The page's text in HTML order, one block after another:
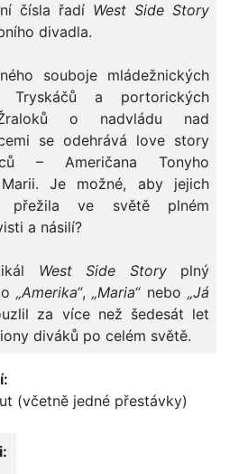
čísla řadí West Side Story
divadla.
souboje mládežnických
Tryskáčů a portorických
o nadvládu nad
se odehrává love story
– Američana Tonyho
Je možné, aby jejich
přežila ve světě plném
a násilí?
West Side Storyplný
„Amerika“,„Maria“nebo„Já
za více než šedesát let
diváků po celém světě.
(včetně jedné přestávky)